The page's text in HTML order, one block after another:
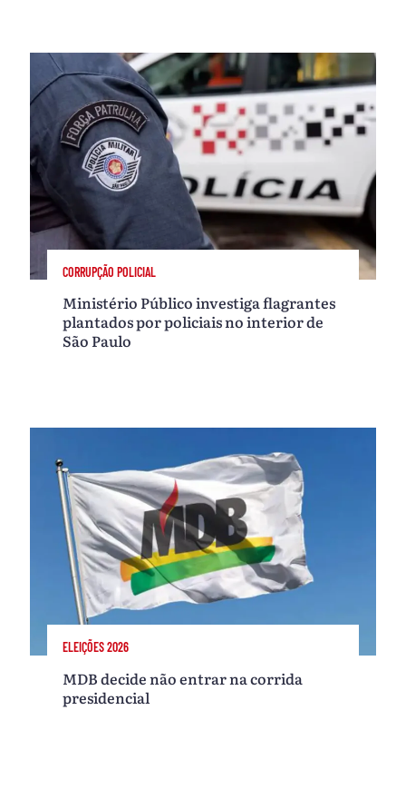
CORRUPÇÃO POLICIAL
Ministério Público investiga flagrantes
plantados por policiais no interior de
São Paulo
ELEIÇÕES 2026
MDB decide não entrar na corrida
presidencial